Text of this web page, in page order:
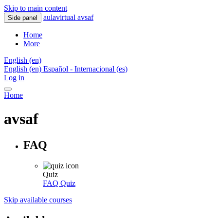
Skip to main content
Side panel aulavirtual avsaf
Home
More
English ‎(en)‎
English ‎(en)‎ Español - Internacional ‎(es)‎
Log in
Home
avsaf
FAQ
Quiz
FAQ Quiz
Skip available courses